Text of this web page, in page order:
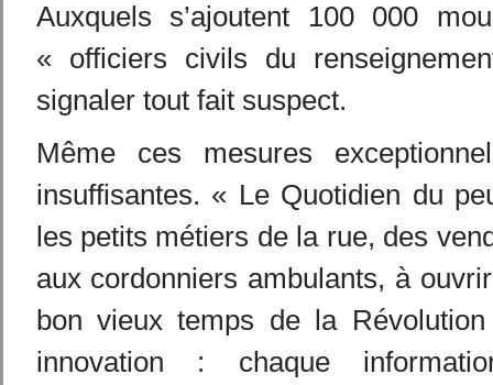
Auxquels s’ajoutent 100 000
« officiers civils du
signaler tout fait suspect.
Même ces mesures
insuffisantes. « Le Quotidien du
les petits métiers de la rue, des
aux cordonniers ambulants, à
bon vieux temps de la
innovation : chaque